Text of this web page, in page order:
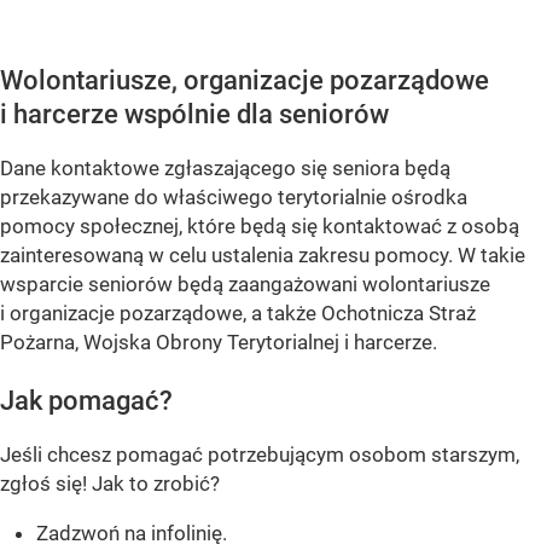
Wolontariusze, organizacje pozarządowe
i harcerze wspólnie dla seniorów
Dane kontaktowe zgłaszającego się seniora będą
przekazywane do właściwego terytorialnie ośrodka
pomocy społecznej, które będą się kontaktować z osobą
zainteresowaną w celu ustalenia zakresu pomocy. W takie
wsparcie seniorów będą zaangażowani wolontariusze
i organizacje pozarządowe, a także Ochotnicza Straż
Pożarna, Wojska Obrony Terytorialnej i harcerze.
Jak pomagać?
Jeśli chcesz pomagać potrzebującym osobom starszym,
zgłoś się! Jak to zrobić?
Zadzwoń na infolinię.